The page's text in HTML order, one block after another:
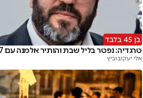
בן 45 בלבד
טרגדיה: נפטר בליל שבת והותיר אלמנה עם 7 יתומים
אלי יעקובוביץ